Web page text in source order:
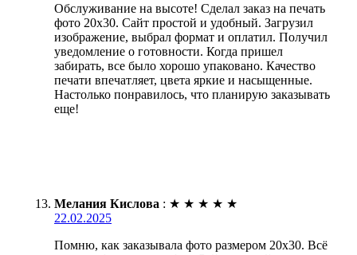
Обслуживание на высоте! Сделал заказ на печать
фото 20х30. Сайт простой и удобный. Загрузил
изображение, выбрал формат и оплатил. Получил
уведомление о готовности. Когда пришел
забирать, все было хорошо упаковано. Качество
печати впечатляет, цвета яркие и насыщенные.
Настолько понравилось, что планирую заказывать
еще!
Мелания Кислова : ★ ★ ★ ★ ★
22.02.2025
Помню, как заказывала фото размером 20х30. Всё